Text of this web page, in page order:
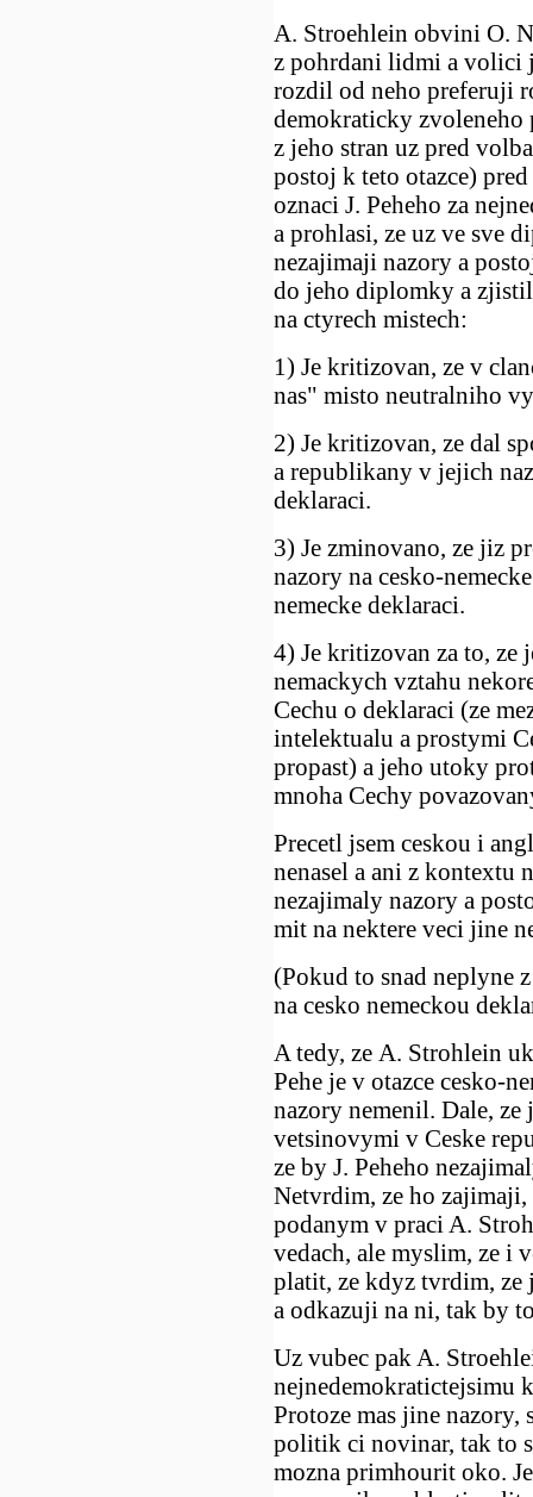
A. Stroehlein obvini O.
z pohrdani lidmi a volici
rozdil od neho preferuji
demokraticky zvoleneho
z jeho stran uz pred
postoj k teto otazce)
oznaci J. Peheho za
a prohlasi, ze uz ve sve
nezajimaji nazory a
do jeho diplomky a zjistil
na ctyrech mistech:
1) Je kritizovan, ze v
nas" misto neutralniho
2) Je kritizovan, ze dal
a republikany v jejich
deklaraci.
3) Je zminovano, ze jiz
nazory na cesko-
nemecke deklaraci.
4) Je kritizovan za to, ze
nemackych vztahu
Cechu o deklaraci (ze
intelektualu a prostymi
propast) a jeho utoky
mnoha Cechy
Precetl jsem ceskou i
nenasel a ani z kontextu
nezajimaly nazory a
mit na nektere veci jine
(Pokud to snad neplyne
na cesko nemeckou
A tedy, ze A. Strohlein
Pehe je v otazce cesko-
nazory nemenil. Dale,
vetsinovymi v Ceske
ze by J. Peheho
Netvrdim, ze ho
podanym v praci A.
vedach, ale myslim, ze i
platit, ze kdyz tvrdim, ze
a odkazuji na ni, tak by
Uz vubec pak A.
nejnedemokratictejsimu
Protoze mas jine nazory,
politik ci novinar, tak to
mozna primhourit oko.